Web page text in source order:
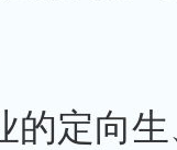
定向生